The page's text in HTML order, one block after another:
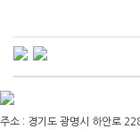
주소 : 경기도 광명시 하안로